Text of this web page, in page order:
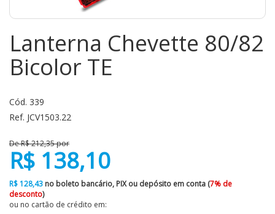
Lanterna Chevette 80/82
Bicolor TE
Cód. 339
Ref. JCV1503.22
De R$ 212,35 por
R$ 138,10
R$ 128,43 no boleto bancário, PIX ou depósito em conta (7% de
desconto)
ou no cartão de crédito em: